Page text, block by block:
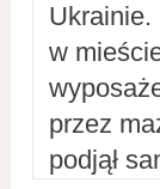
Ukrainie.
w
przez
podjął